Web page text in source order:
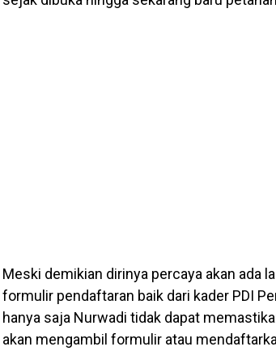
Meski demikian dirinya percaya akan ada
formulir pendaftaran baik dari kader PDI
hanya saja Nurwadi tidak dapat
akan mengambil formulir atau